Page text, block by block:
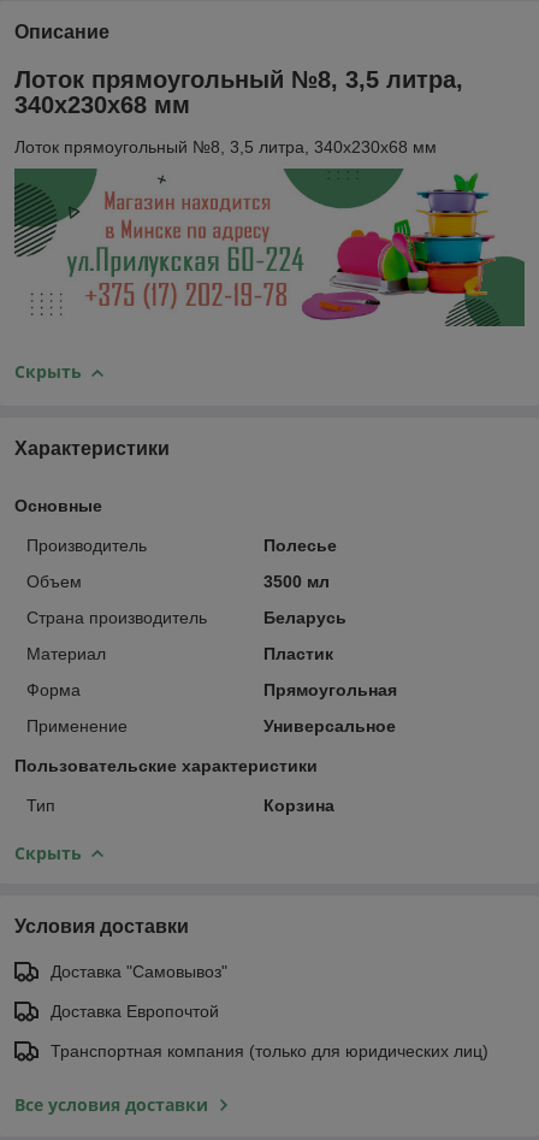
Описание
Лоток прямоугольный №8, 3,5 литра,
340х230х68 мм
Лоток прямоугольный №8, 3,5 литра, 340х230х68 мм
Скрыть
Характеристики
Основные
Производитель
Полесье
Объем
3500 мл
Страна производитель
Беларусь
Материал
Пластик
Форма
Прямоугольная
Применение
Универсальное
Пользовательские характеристики
Тип Корзина
Скрыть
Условия доставки
Доставка "Самовывоз"
Доставка Европочтой
Транспортная компания (только для юридических лиц)
Все условия доставки